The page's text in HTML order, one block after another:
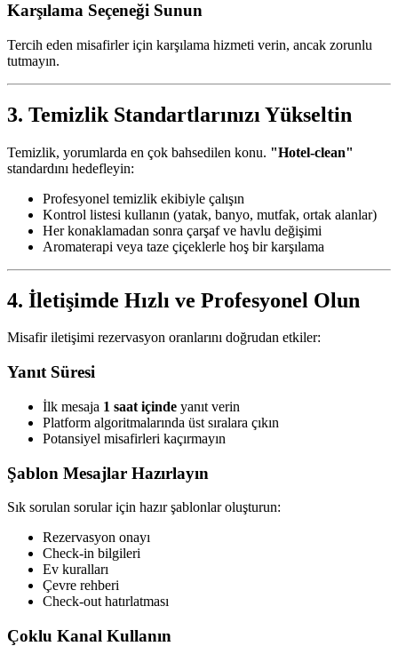
Karşılama Seçeneği Sunun
Tercih eden misafirler için karşılama hizmeti verin, ancak zorunlu
tutmayın.
3. Temizlik Standartlarınızı Yükseltin
Temizlik, yorumlarda en çok bahsedilen konu. "Hotel-clean"
standardını hedefleyin:
Profesyonel temizlik ekibiyle çalışın
Kontrol listesi kullanın (yatak, banyo, mutfak, ortak alanlar)
Her konaklamadan sonra çarşaf ve havlu değişimi
Aromaterapi veya taze çiçeklerle hoş bir karşılama
4. İletişimde Hızlı ve Profesyonel Olun
Misafir iletişimi rezervasyon oranlarını doğrudan etkiler:
Yanıt Süresi
İlk mesaja 1 saat içinde yanıt verin
Platform algoritmalarında üst sıralara çıkın
Potansiyel misafirleri kaçırmayın
Şablon Mesajlar Hazırlayın
Sık sorulan sorular için hazır şablonlar oluşturun:
Rezervasyon onayı
Check-in bilgileri
Ev kuralları
Çevre rehberi
Check-out hatırlatması
Çoklu Kanal Kullanın